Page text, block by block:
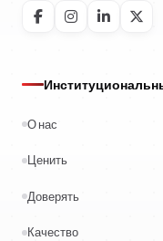
О нас
Ценить
Доверять
Качество